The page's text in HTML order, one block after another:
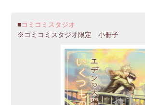
コミコミスタジオ
※コミコミスタジオ限定 小冊子